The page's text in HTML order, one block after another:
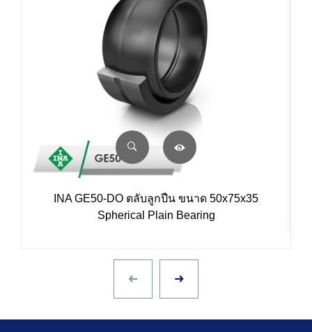
INA GE50-DO ตลับลูกปืน ขนาด 50x75x35
Spherical Plain Bearing